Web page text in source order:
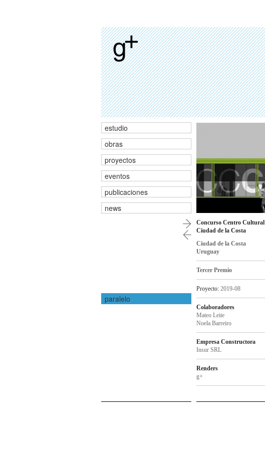
estudio
obras
proyectos
eventos
publicaciones
news
paralelo
Concurso Centro Cultural
Ciudad de la Costa
Ciudad de la Costa
Uruguay
Tercer Premio
Proyecto: 2019-08
Colaboradores
Mateo Leite
Noela Barreiro
Empresa Constructora
Insur SRL
Renders
g+